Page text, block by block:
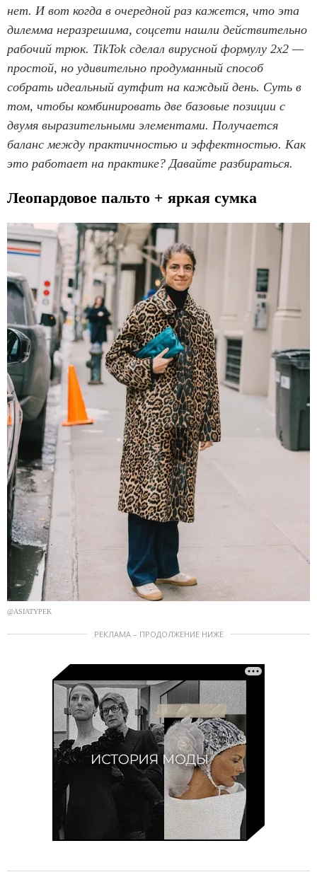
нет. И вот когда в очередной раз кажется, что эта
дилемма неразрешима, соцсети нашли действительно
рабочий трюк. TikTok сделал вирусной формулу 2x2 —
простой, но удивительно продуманный способ
собрать идеальный аутфит на каждый день. Суть в
том, чтобы комбинировать две базовые позиции с
двумя выразительными элементами. Получается
баланс между практичностью и эффектностью. Как
это работает на практике? Давайте разбираться.
Леопардовое пальто + яркая сумка
@ASIATYPEK
РЕКЛАМА – ПРОДОЛЖЕНИЕ НИЖЕ